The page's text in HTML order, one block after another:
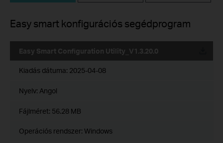
Easy smart konfigurációs segédprogram
Easy Smart Configuration Utility_V1.3.20.0
Kiadás dátuma: 2025-04-08
Nyelv: Angol
Fájlméret: 56.28 MB
Operációs rendszer: Windows